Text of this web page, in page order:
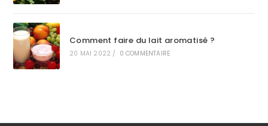
Comment faire du lait aromatisé ?
20 MAI 2022 / 0 COMMENTAIRE